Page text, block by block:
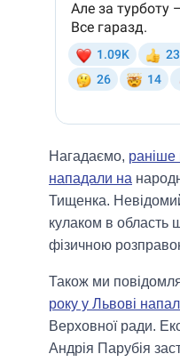
Нагадаємо, раніше
нападали на
Тищенка.
кулаком в область
фізичною
Також ми
року у Львові
Верховної ради.
Андрія Парубія